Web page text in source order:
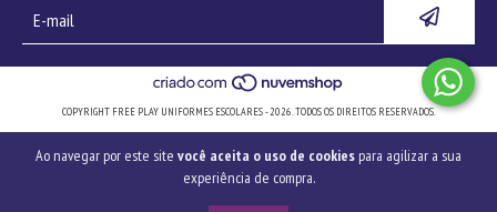
Ao navegar por este site você aceita o uso de cookies para agilizar a sua
experiência de compra.
COPYRIGHT FREE PLAY UNIFORMES ESCOLARES - 2026. TODOS OS DIREITOS RESERVADOS.